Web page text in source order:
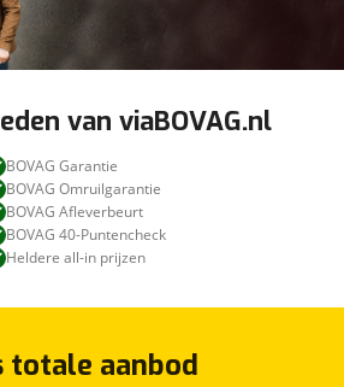
van viaBOVAG.nl
BOVAG Garantie
BOVAG Omruilgarantie
BOVAG Afleverbeurt
BOVAG 40-Puntencheck
Heldere all-in prijzen
totale aanbod